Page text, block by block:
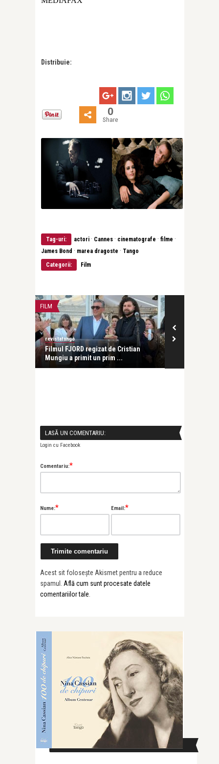
Distribuie:
0
Share
Tag-uri: actori · Cannes · cinematografe · filme ·
James Bond · marea dragoste · Tango
Categorii:
Film
FILM
revistatango
Filmul FJORD regizat de Cristian
Mungiu a primit un prim ...
LASĂ UN COMENTARIU:
Login cu Facebook
Comentariu:*
Nume:* Email:*
Acest sit folosește Akismet pentru a reduce
spamul. Află cum sunt procesate datele
comentariilor tale
CAUTĂ ÎN SITE